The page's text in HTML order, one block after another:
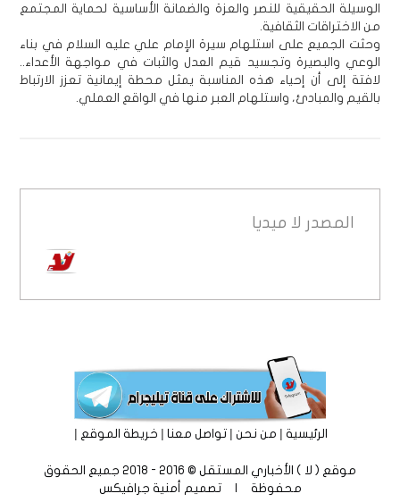
الوسيلة الحقيقية للنصر والعزة والضمانة الأساسية لحماية المجتمع
من الاختراقات الثقافية.
وحثت الجميع على استلهام سيرة الإمام علي عليه السلام في بناء
الوعي والبصيرة وتجسيد قيم العدل والثبات في مواجهة الأعداء..
لافتة إلى أن إحياء هذه المناسبة يمثل محطة إيمانية تعزز الارتباط
بالقيم والمبادئ، واستلهام العبر منها في الواقع العملي.
المصدر لا ميديا
الرئيسية|من نحن|تواصل معنا|خريطة الموقع |
موقع ( لا ) الأخباري المستقل © 2016 - 2018 جميع الحقوق
محفوظة | تصميم
أمنية جرافيكس